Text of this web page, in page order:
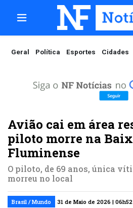
Geral Política Esportes Cidades
Avião cai em área
piloto morre na
Fluminense
O piloto, de 69 anos, única
morreu no local
Brasil / Mundo 31 de Maio de 2026 |